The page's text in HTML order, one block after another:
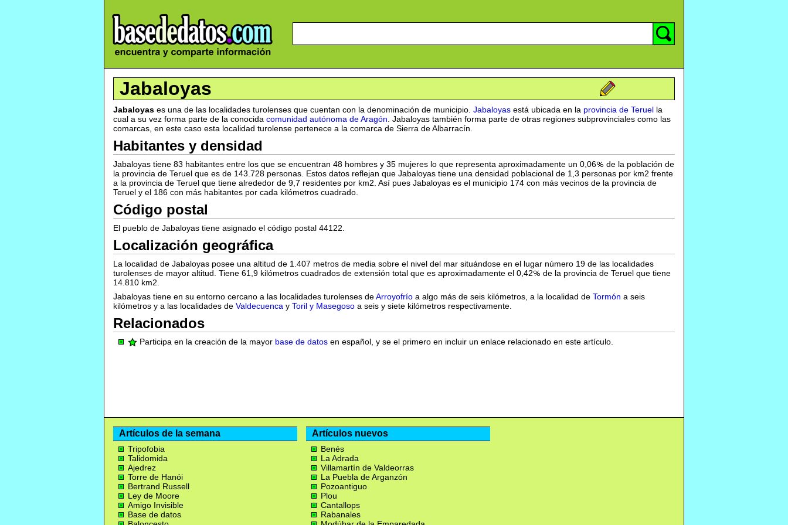
Jabaloyas
Jabaloyas es una de las localidades turolenses que cuentan con la denominación de municipio. Jabaloyas está ubicada en la provincia de Teruel la
cual a su vez forma parte de la conocida comunidad autónoma de Aragón . Jabaloyas también forma parte de otras regiones subprovinciales como las
comarcas, en este caso esta localidad turolense pertenece a la comarca de Sierra de Albarracín.
Habitantes y densidad
Jabaloyas tiene 83 habitantes entre los que se encuentran 48 hombres y 35 mujeres lo que representa aproximadamente un 0,06
de la población de
la provincia de Teruel que es de 143.728 personas. Estos datos reflejan que Jabaloyas tiene una densidad poblacional de 1,3 personas por km2 frente
a la provincia de Teruel que tiene alrededor de 9,7 residentes por km2. Así pues Jabaloyas es el municipio 174 con más vecinos de la provincia de
Teruel y el 186 con más habitantes por cada kilómetros cuadrado.
Código postal
El pueblo de Jabaloyas tiene asignado el código postal 44122.
Localización geográfica
La localidad de Jabaloyas posee una altitud de 1.407 metros de media sobre el nivel del mar situándose en el lugar número 19 de las localidades
turolenses de mayor altitud. Tiene 61,9 kilómetros cuadrados de extensión total que es aproximadamente el 0,42
de la provincia de Teruel que tiene
14.810 km2.
Jabaloyas tiene en su entorno cercano a las localidades turolenses deArroyofrío a algo más de seis kilómetros, a la localidad de Tormón a seis
kilómetros y a las localidades de Valdecuenca y Toril y Masegoso a seis y siete kilómetros respectivamente.
Relacionados
Participa en la creación de la mayor base de datos en español, y se el primero en incluir un enlace relacionado en este artículo.
Artículos de la semana
Tripofobia
Talidomida
Ajedrez
Torre de Hanói
Bertrand Russell
Ley de Moore
Amigo Invisible
Base de datos
Artículos nuevos
Benés
La Adrada
Villamartín de Valdeorras
La Puebla de Arganzón
Pozoantiguo
Plou
Cantallops
Rabanales